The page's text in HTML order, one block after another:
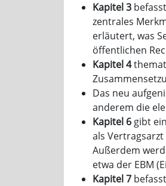
Kapitel 3
zentrales
erläutert, was
öffentlichen
Kapitel 4
Das neu
anderem die
Kapitel 6 gibt
als
Außerdem
etwa der EBM
Kapitel 7